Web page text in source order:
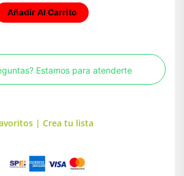
Añadir Al Carrito
Estamos para atenderte
| Crea tu lista